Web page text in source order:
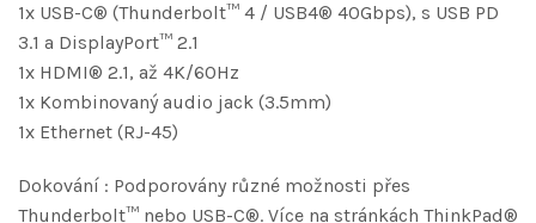
1x USB-C® (Thunderbolt™ 4 / USB4® 40Gbps), s USB PD
3.1 a DisplayPort™ 2.1
1x HDMI® 2.1, až 4K/60Hz
1x Kombinovaný audio jack (3.5mm)
1x Ethernet (RJ-45)
Dokování : Podporovány různé možnosti přes
Thunderbolt™ nebo USB-C®. Více na stránkách ThinkPad®